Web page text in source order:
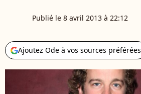
Publié le 8 avril 2013 à 22:12
Ajoutez Ode à vos sources préférées